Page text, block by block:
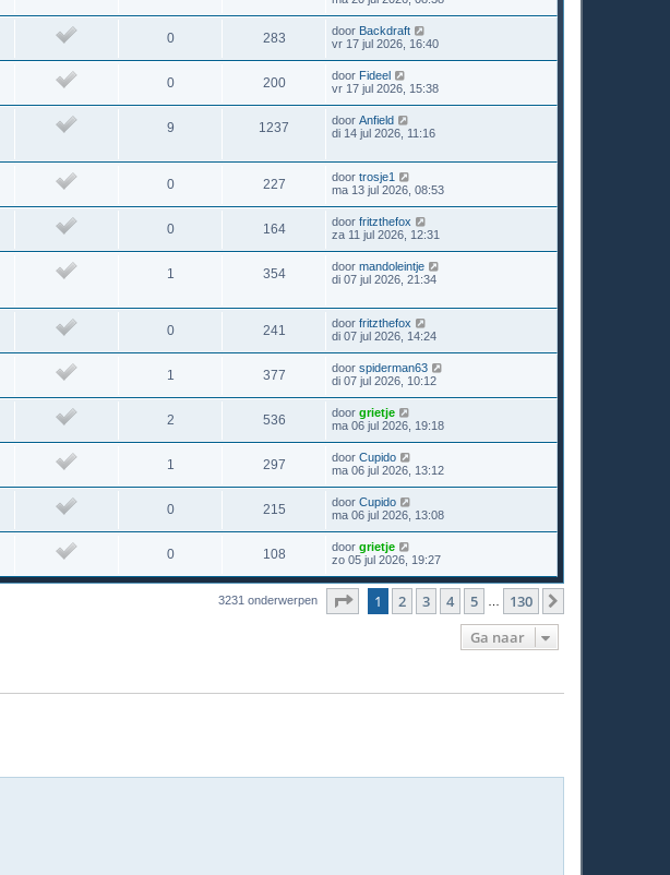
0 283 door Backdraft
vr 17 jul 2026, 16:40
0 200 door Fideel
vr 17 jul 2026, 15:38
9 1237 doorAnfield
di 14 jul 2026, 11:16
0 227 doortrosje1
ma 13 jul 2026, 08:53
0 164 doorfritzthefox
za 11 jul 2026, 12:31
1 354 doormandoleintje
di 07 jul 2026, 21:34
0 241 doorfritzthefox
di 07 jul 2026, 14:24
1 377 doorspiderman63
di 07 jul 2026, 10:12
2 536 doorgrietje
ma 06 jul 2026, 19:18
1 297 doorCupido
ma 06 jul 2026, 13:12
0 215 doorCupido
ma 06 jul 2026, 13:08
0 108 doorgrietje
zo 05 jul 2026, 19:27
3231 onderwerpen Pagina1 van 130
1 2 3 4 5 130
Ga naar